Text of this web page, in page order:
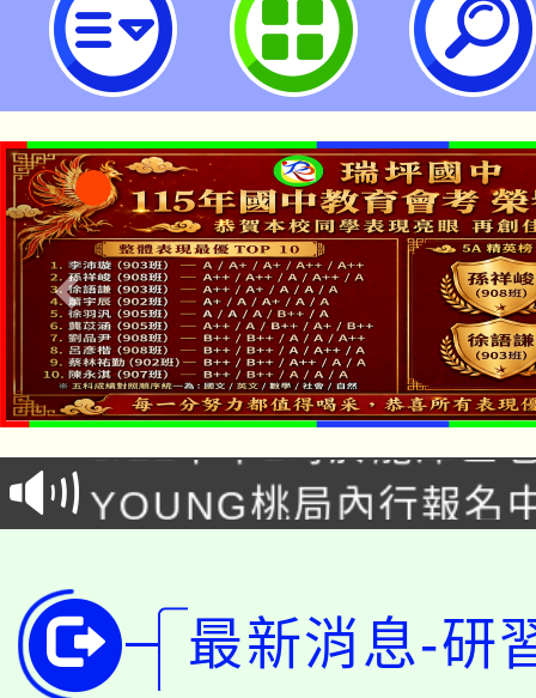
研習-數位內容及教學軟體線上課
月) #Kahoot #威力導演-桃園市立
「本色祭」8/29、30在
場熱烈登場!
8/21下午1時於龍潭區
徵才活動。
YOUNG桃局內行報名
開!
115年桃園市運動會8/
田徑場及游泳池舉行。
桃園市低收入戶享有免
最新消息-研